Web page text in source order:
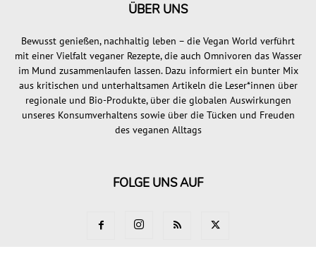
ÜBER UNS
Bewusst genießen, nachhaltig leben – die Vegan World verführt
mit einer Vielfalt veganer Rezepte, die auch Omnivoren das Wasser
im Mund zusammenlaufen lassen. Dazu informiert ein bunter Mix
aus kritischen und unterhaltsamen Artikeln die Leser*innen über
regionale und Bio-Produkte, über die globalen Auswirkungen
unseres Konsumverhaltens sowie über die Tücken und Freuden
des veganen Alltags
FOLGE UNS AUF